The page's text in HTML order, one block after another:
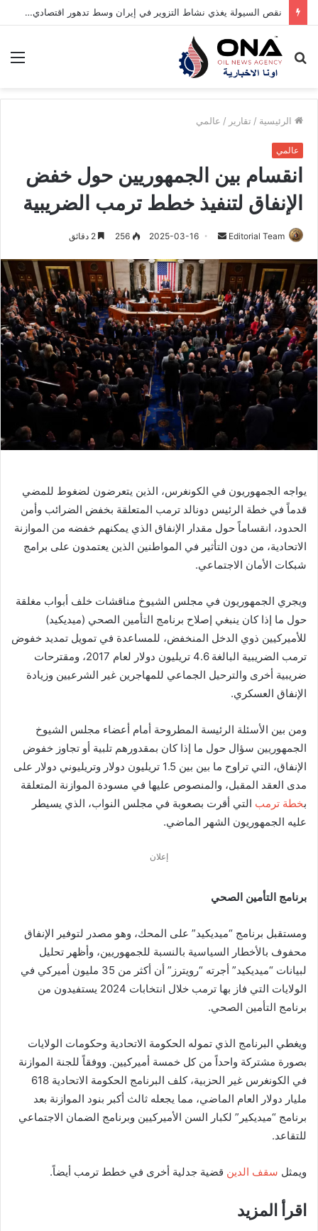
نقص السيولة يغذي نشاط التزوير في إيران وسط تدهور اقتصادي حاد
بحث
الرئيسية / تقارير / عالمي
عالمي
انقسام بين الجمهوريين حول خفض
الإنفاق لتنفيذ خطط ترمب الضريبية
Editorial Team
ل
ب
ر
ي
د
ا
ل
ك
ن
ي
2025-03-16
256
يواجه الجمهوريون في الكونغرس، الذين يتعرضون لضغوط للمضي
قدماً في خطة الرئيس دونالد ترمب المتعلقة بخفض الضرائب وأمن
الحدود، انقساماً حول مقدار الإنفاق الذي يمكنهم خفضه من الموازنة
الاتحادية، من دون التأثير في المواطنين الذين يعتمدون على برامج
شبكات الأمان الاجتماعي.
ويجري الجمهوريون في مجلس الشيوخ مناقشات خلف أبواب مغلقة
حول ما إذا كان ينبغي إصلاح برنامج التأمين الصحي (ميديكيد)
للأميركيين ذوي الدخل المنخفض، للمساعدة في تمويل تمديد خفوض
ترمب الضريبية البالغة 4.6 تريليون دولار لعام 2017، ومقترحات
ضريبية أخرى والترحيل الجماعي للمهاجرين غير الشرعيين وزيادة
الإنفاق العسكري.
ومن بين الأسئلة الرئيسة المطروحة أمام أعضاء مجلس الشيوخ
الجمهوريين سؤال حول ما إذا كان بمقدورهم تلبية أو تجاوز خفوض
الإنفاق، التي تراوح ما بين بين 1.5 تريليون دولار وتريليوني دولار على
مدى العقد المقبل، والمنصوص عليها في مسودة الموازنة المتعلقة
بخطة ترمب التي أقرت بصعوبة في مجلس النواب، الذي يسيطر
عليه الجمهوريون الشهر الماضي.
إعلان
برنامج التأمين الصحي
ومستقبل برنامج “ميديكيد” على المحك، وهو مصدر لتوفير الإنفاق
محفوف بالأخطار السياسية بالنسبة للجمهوريين، وأظهر تحليل
لبيانات “ميديكيد” أجرته “رويترز” أن أكثر من 35 مليون أميركي في
الولايات التي فاز بها ترمب خلال انتخابات 2024 يستفيدون من
برنامج التأمين الصحي.
ويغطي البرنامج الذي تموله الحكومة الاتحادية وحكومات الولايات
بصورة مشتركة واحداً من كل خمسة أميركيين. ووفقاً للجنة الموازنة
في الكونغرس غير الحزبية، كلف البرنامج الحكومة الاتحادية 618
مليار دولار العام الماضي، مما يجعله ثالث أكبر بنود الموازنة بعد
برنامج “ميديكير” لكبار السن الأميركيين وبرنامج الضمان الاجتماعي
للتقاعد.
ويمثل سقف الدين قضية جدلية أخرى في خطط ترمب أيضاً.
اقرأ المزيد